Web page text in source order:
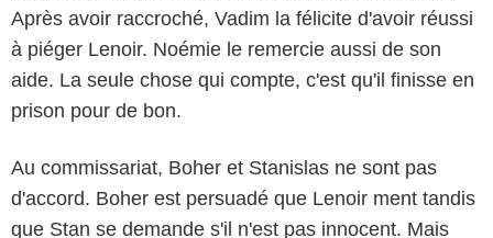
Après avoir raccroché, Vadim la félicite d'avoir réussi
à piéger Lenoir. Noémie le remercie aussi de son
aide. La seule chose qui compte, c'est qu'il finisse en
prison pour de bon.
Au commissariat, Boher et Stanislas ne sont pas
d'accord. Boher est persuadé que Lenoir ment tandis
que Stan se demande s'il n'est pas innocent. Mais